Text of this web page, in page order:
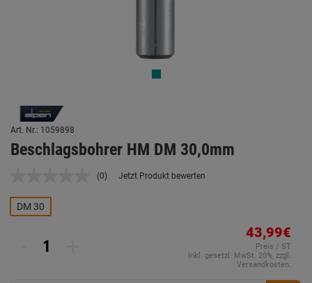
Art. Nr.: 1059898
Beschlagsbohrer HM DM 30,0mm
Kein
(0) Jetzt Produkt bewerten
DM 30
43,99€
Preis / ST
inkl. gesetzl. MwSt. 20%, zzgl.
Versandkosten.